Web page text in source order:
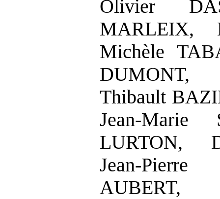
Olivier
MARLEIX,
Michèle
DUMONT,
Thibault
Jean‑Marie
LURTON,
Jean‑Pierre
AUBERT,